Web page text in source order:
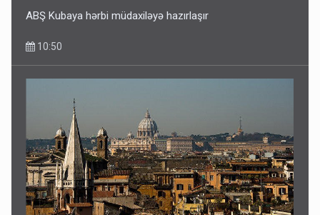
ABŞ Kubaya hərbi müdaxiləyə hazırlaşır
10:50